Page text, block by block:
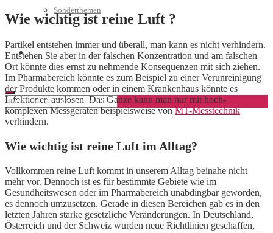
Sonderthemen
Geschäftskonto eröffnen
Wie wichtig ist reine Luft ?
Partikel entstehen immer und überall, man kann es nicht verhindern.
Entstehen Sie aber in der falschen Konzentration und am falschen
Ort könnte dies ernst zu nehmende Konsequenzen mit sich ziehen.
Im Pharmabereich könnte es zum Beispiel zu einer Verunreinigung
der Produkte kommen oder in einem Krankenhaus könnte es
Infektionen auslösen. Das Ganze kann man nur mit hoch-
komplexen Messgeräten beispielsweise vonMT-Messtechnik
verhindern.
Wie wichtig ist reine Luft im Alltag?
Vollkommen reine Luft kommt in unserem Alltag beinahe nicht
mehr vor. Dennoch ist es für bestimmte Gebiete wie im
Gesundheitswesen oder im Pharmabereich unabdingbar geworden,
es dennoch umzusetzen. Gerade in diesen Bereichen gab es in den
letzten Jahren starke gesetzliche Veränderungen. In Deutschland,
Österreich und der Schweiz wurden neue Richtlinien geschaffen,